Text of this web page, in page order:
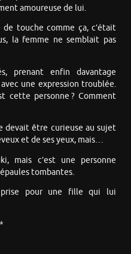
amoureuse de lui.
touche comme ça, c’était
la femme ne semblait pas
prenant enfin davantage
une expression troublée.
cette personne ? Comment
devait être curieuse au sujet
et de ses yeux, mais…
mais c’est une personne
tombantes.
pour une fille qui lui